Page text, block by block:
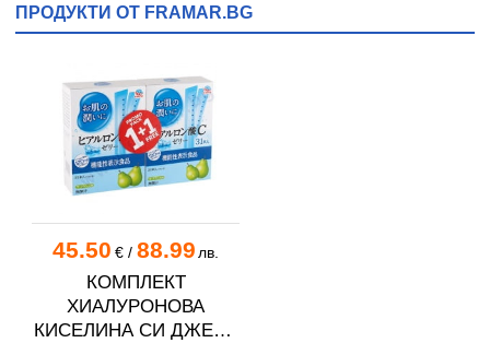
ПРОДУКТИ ОТ FRAMAR.BG
45.50 €/ 88.99 лв.
КОМПЛЕКТ
ХИАЛУРОНОВА
КИСЕЛИНА СИ ДЖЕЛИ